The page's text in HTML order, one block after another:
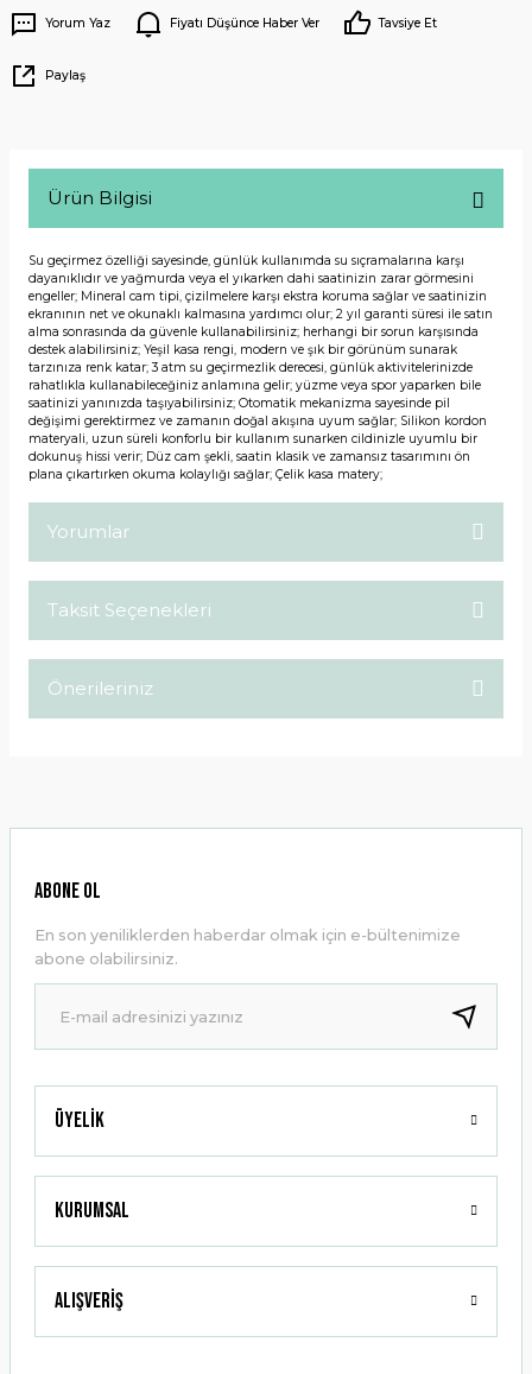
Yorum Yaz Fiyatı Düşünce Haber Ver Tavsiye Et
Paylaş
Ürün Bilgisi
Su geçirmez özelliği sayesinde, günlük kullanımda su sıçramalarına karşı
dayanıklıdır ve yağmurda veya el yıkarken dahi saatinizin zarar görmesini
engeller; Mineral cam tipi, çizilmelere karşı ekstra koruma sağlar ve saatinizin
ekranının net ve okunaklı kalmasına yardımcı olur; 2 yıl garanti süresi ile satın
alma sonrasında da güvenle kullanabilirsiniz; herhangi bir sorun karşısında
destek alabilirsiniz; Yeşil kasa rengi, modern ve şık bir görünüm sunarak
tarzınıza renk katar; 3 atm su geçirmezlik derecesi, günlük aktivitelerinizde
rahatlıkla kullanabileceğiniz anlamına gelir; yüzme veya spor yaparken bile
saatinizi yanınızda taşıyabilirsiniz; Otomatik mekanizma sayesinde pil
değişimi gerektirmez ve zamanın doğal akışına uyum sağlar; Silikon kordon
materyali, uzun süreli konforlu bir kullanım sunarken cildinizle uyumlu bir
dokunuş hissi verir; Düz cam şekli, saatin klasik ve zamansız tasarımını ön
plana çıkartırken okuma kolaylığı sağlar; Çelik kasa matery;
Yorumlar
Taksit Seçenekleri
Önerileriniz
Ürün resmi kalitesiz, bozuk veya görüntülenemiyor.
Ürün bilgilerinde hatalar bulunuyor.
Ürün fiyatı diğer sitelerden daha pahalı.
Bu ürüne benzer farklı alternatifler olmalı.
Gönder
Üyelik
Kurumsal
Alışveriş
ABONE OL
En son yeniliklerden haberdar olmak için e-bültenimize
abone olabilirsiniz.